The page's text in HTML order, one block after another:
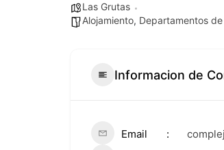
Las Grutas
Alojamiento, Departamentos
Informacion de
Email